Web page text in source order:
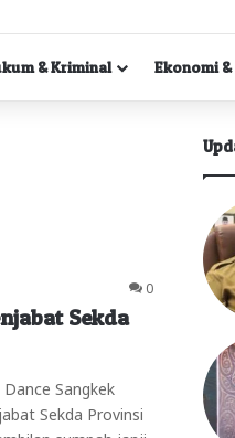
& Kriminal Ekonomi
0
Sekda
Sangkek
Sekda Provinsi